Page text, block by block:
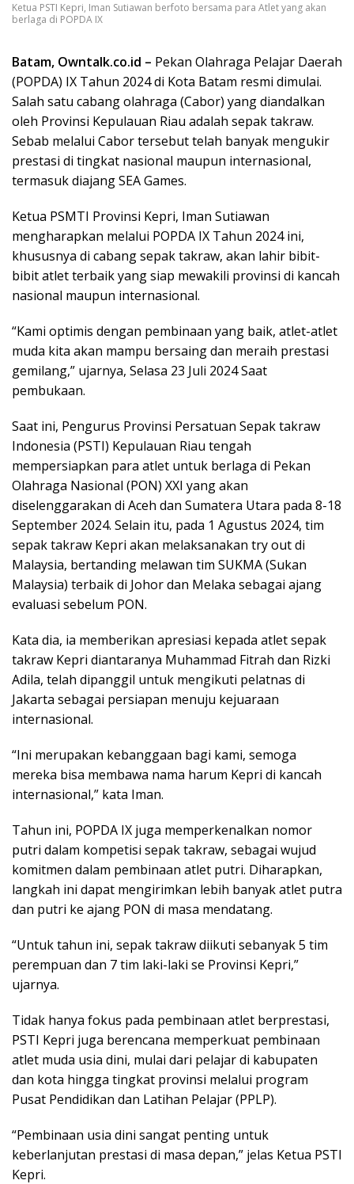
Ketua PSTI Kepri, Iman Sutiawan berfoto bersama para Atlet yang akan
berlaga di POPDA IX
Batam, Owntalk.co.id – Pekan Olahraga Pelajar Daerah
(POPDA) IX Tahun 2024 di Kota Batam resmi dimulai.
Salah satu cabang olahraga (Cabor) yang diandalkan
oleh Provinsi Kepulauan Riau adalah sepak takraw.
Sebab melalui Cabor tersebut telah banyak mengukir
prestasi di tingkat nasional maupun internasional,
termasuk diajang SEA Games.
Ketua PSMTI Provinsi Kepri, Iman Sutiawan
mengharapkan melalui POPDA IX Tahun 2024 ini,
khususnya di cabang sepak takraw, akan lahir bibit-
bibit atlet terbaik yang siap mewakili provinsi di kancah
nasional maupun internasional.
“Kami optimis dengan pembinaan yang baik, atlet-atlet
muda kita akan mampu bersaing dan meraih prestasi
gemilang,” ujarnya, Selasa 23 Juli 2024 Saat
pembukaan.
Saat ini, Pengurus Provinsi Persatuan Sepak takraw
Indonesia (PSTI) Kepulauan Riau tengah
mempersiapkan para atlet untuk berlaga di Pekan
Olahraga Nasional (PON) XXI yang akan
diselenggarakan di Aceh dan Sumatera Utara pada 8-18
September 2024. Selain itu, pada 1 Agustus 2024, tim
sepak takraw Kepri akan melaksanakan try out di
Malaysia, bertanding melawan tim SUKMA (Sukan
Malaysia) terbaik di Johor dan Melaka sebagai ajang
evaluasi sebelum PON.
Kata dia, ia memberikan apresiasi kepada atlet sepak
takraw Kepri diantaranya Muhammad Fitrah dan Rizki
Adila, telah dipanggil untuk mengikuti pelatnas di
Jakarta sebagai persiapan menuju kejuaraan
internasional.
“Ini merupakan kebanggaan bagi kami, semoga
mereka bisa membawa nama harum Kepri di kancah
internasional,” kata Iman.
Tahun ini, POPDA IX juga memperkenalkan nomor
putri dalam kompetisi sepak takraw, sebagai wujud
komitmen dalam pembinaan atlet putri. Diharapkan,
langkah ini dapat mengirimkan lebih banyak atlet putra
dan putri ke ajang PON di masa mendatang.
“Untuk tahun ini, sepak takraw diikuti sebanyak 5 tim
perempuan dan 7 tim laki-laki se Provinsi Kepri,”
ujarnya.
Tidak hanya fokus pada pembinaan atlet berprestasi,
PSTI Kepri juga berencana memperkuat pembinaan
atlet muda usia dini, mulai dari pelajar di kabupaten
dan kota hingga tingkat provinsi melalui program
Pusat Pendidikan dan Latihan Pelajar (PPLP).
“Pembinaan usia dini sangat penting untuk
keberlanjutan prestasi di masa depan,” jelas Ketua PSTI
Kepri.